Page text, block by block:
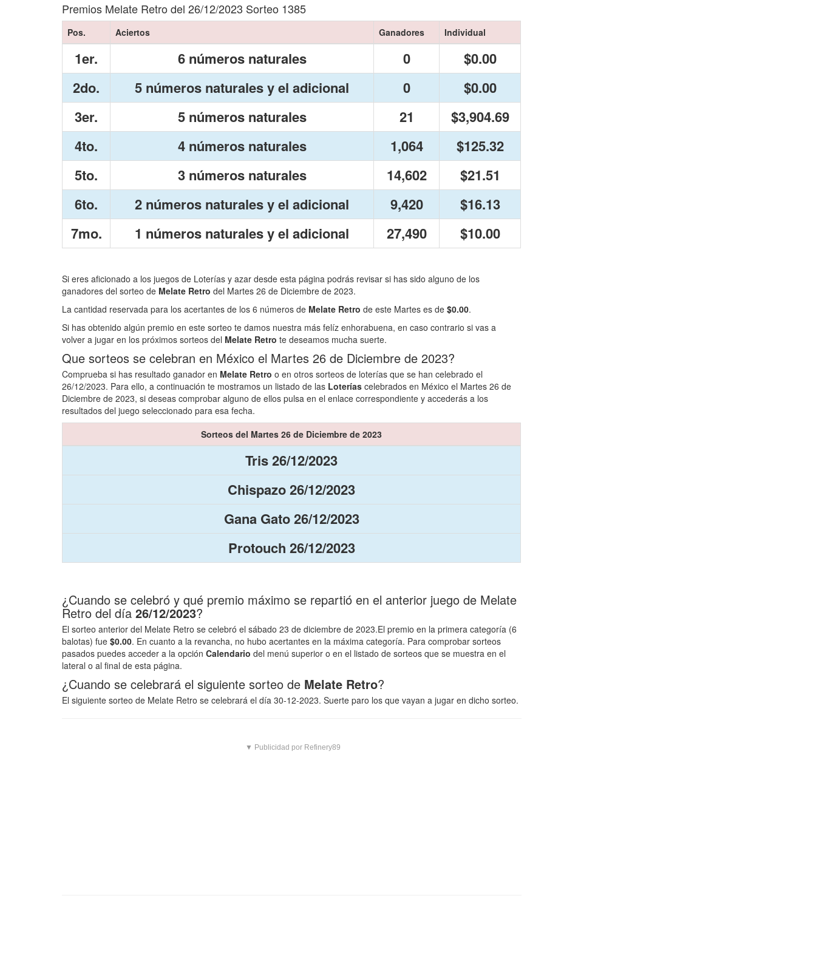
Premios Melate Retro del 26/12/2023 Sorteo 1385
Pos. Aciertos Ganadores Individual
1er. 6 números naturales 0
$0.00
2do.
5 números naturales y el adicional 0
$0.00
3er.
5 números naturales 21
$3,904.69
4to.
4 números naturales 1,064
$125.32
5to.
3 números naturales 14,602
$21.51
6to.
2 números naturales y el adicional 9,420
$16.13
7mo.
1 números naturales y el adicional 27,490 $10.00
Si eres aficionado a los juegos de Loterías y azar desde esta página podrás revisar si has sido alguno de los
ganadores del sorteo de Melate Retro del Martes 26 de Diciembre de 2023.
La cantidad reservada para los acertantes de los 6 números de Melate Retro de este Martes es de $0.00.
Si has obtenido algún premio en este sorteo te damos nuestra más felíz enhorabuena, en caso contrario si vas a
volver a jugar en los próximos sorteos del Melate Retro te deseamos mucha suerte.
Que sorteos se celebran en México el Martes 26 de Diciembre de 2023?
Comprueba si has resultado ganador en Melate Retro o en otros sorteos de loterías que se han celebrado el
26/12/2023. Para ello, a continuación te mostramos un listado de las Loterías celebrados en México el Martes 26 de
Diciembre de 2023, si deseas comprobar alguno de ellos pulsa en el enlace correspondiente y accederás a los
resultados del juego seleccionado para esa fecha.
Sorteos del Martes 26 de Diciembre de 2023
Tris 26/12/2023
Chispazo 26/12/2023
Gana Gato 26/12/2023
Protouch 26/12/2023
¿Cuando se celebró y qué premio máximo se repartió en el anterior juego de Melate
Retro del día 26/12/2023?
El sorteo anterior del Melate Retro se celebró el sábado 23 de diciembre de 2023.El premio en la primera categoría (6
balotas) fue $0.00. En cuanto a la revancha, no hubo acertantes en la máxima categoría. Para comprobar sorteos
pasados puedes acceder a la opción Calendario del menú superior o en el listado de sorteos que se muestra en el
lateral o al final de esta página.
¿Cuando se celebrará el siguiente sorteo de Melate Retro?
El siguiente sorteo de Melate Retro se celebrará el día 30-12-2023. Suerte paro los que vayan a jugar en dicho sorteo.
▼ Publicidad por Refinery89